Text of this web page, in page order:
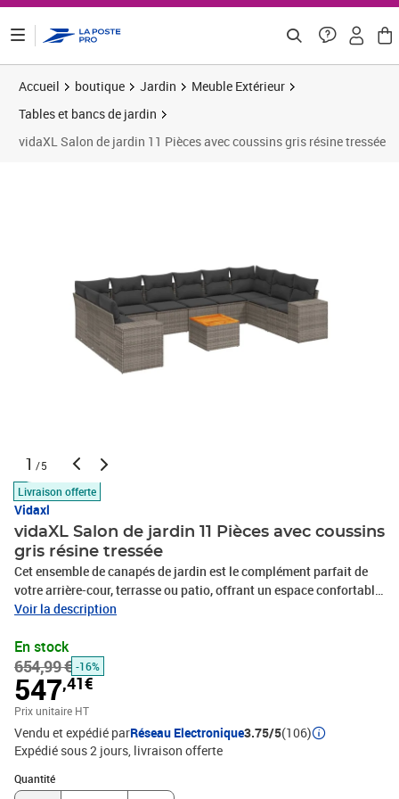
Accueil boutique Jardin
Meuble Extérieur
Tables et bancs de jardin
vidaXL Salon de jardin 11 Pièces avec coussins gris résine tressée
1 /5
Livraison offerte
Vidaxl
vidaXL Salon de jardin 11 Pièces avec coussins
gris résine tressée
Cet ensemble de canapés de jardin est le complément parfait de
votre arrière-cour, terrasse ou patio, offrant un espace confortable
et accueillant pour discuter avec la famille et les amis ou
la résine tressée, également connue sous le nom de poly rotin, est
un matériau synthétique solide et nécessitant peu d'entretien qui
ressemble au rotin naturel. Il est léger, facile à nettoyer et
couramment utilisé pour les meubles d'extérieur en raison de sa
durabilité et de ses propriétés de résistance aux
intempéries.Dessus stable et facile à nettoyer : cette table de
jardin a un dessus en bois d'acacia robuste, durable et facile à
nettoyer avec un chiffon humide. Fonction de rangement avec sac
Voir la description
En stock
654,99 € -16%
547,41€
Prix unitaire HT
Vendu et expédié parRéseau Electronique3.75/5(106)
Expédié sous 2 jours livraison offerte
Quantité
Quantité : 1